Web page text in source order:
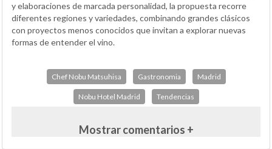
y elaboraciones de marcada personalidad, la propuesta recorre
diferentes regiones y variedades, combinando grandes clásicos
con proyectos menos conocidos que invitan a explorar nuevas
formas de entender el vino.
Chef Nobu Matsuhisa Gastronomia Madrid
Nobu Hotel Madrid Tendencias
Mostrar comentarios +